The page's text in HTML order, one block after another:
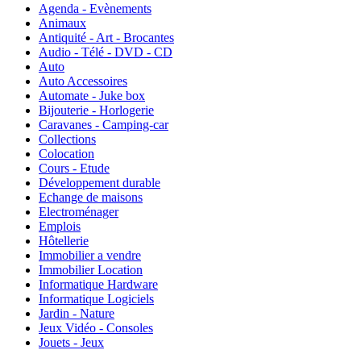
Agenda - Evènements
Animaux
Antiquité - Art - Brocantes
Audio - Télé - DVD - CD
Auto
Auto Accessoires
Automate - Juke box
Bijouterie - Horlogerie
Caravanes - Camping-car
Collections
Colocation
Cours - Etude
Développement durable
Echange de maisons
Electroménager
Emplois
Hôtellerie
Immobilier a vendre
Immobilier Location
Informatique Hardware
Informatique Logiciels
Jardin - Nature
Jeux Vidéo - Consoles
Jouets - Jeux